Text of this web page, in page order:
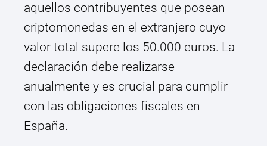
aquellos contribuyentes que posean
criptomonedas en el extranjero cuyo
valor total supere los 50.000 euros. La
declaración debe realizarse
anualmente y es crucial para cumplir
con las obligaciones fiscales en
España.